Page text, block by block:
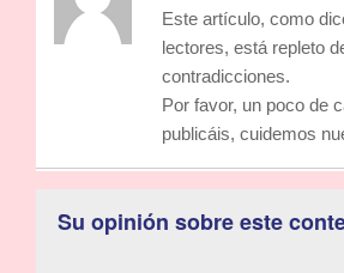
Este artículo, como
lectores, está repleto
contradicciones.
Por favor, un poco de
publicáis, cuidemos
Su opinión sobre este